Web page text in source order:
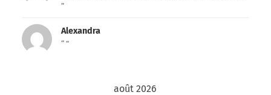
”
Alexandra
“ ”
août 2026